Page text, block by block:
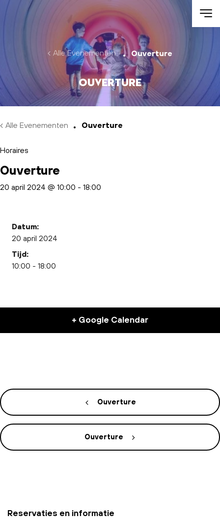
Skip to main content
Alle Evenementen Ouverture
Ouverture
Alle Evenementen Ouverture
Horaires
Ouverture
20 april 2024 @ 10:00 - 18:00
Datum:
20 april 2024
Tijd:
10:00 - 18:00
+ Google Calendar
Ouverture
Ouverture
Reservaties en informatie